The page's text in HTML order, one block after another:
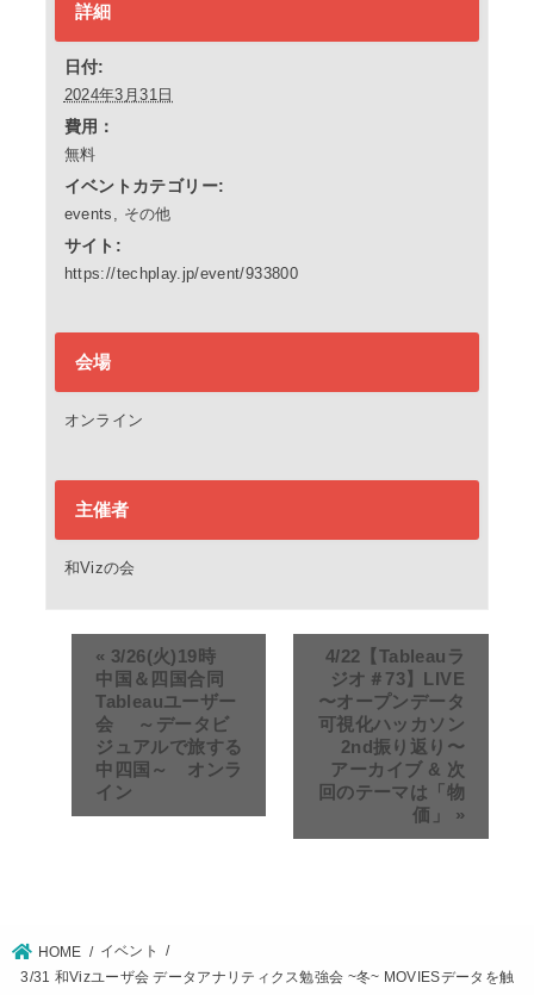
詳細
日付:
2024年3月31日
費用：
無料
イベントカテゴリー:
events その他
サイト:
https://techplay.jp/event/933800
会場
オンライン
主催者
和Vizの会
« 3/26(火)19時
中国＆四国合同
Tableauユーザー
会 ～データビ
ジュアルで旅する
中四国～ オンラ
イン
4/22【Tableauラ
ジオ＃73】LIVE
〜オープンデータ
可視化ハッカソン
2nd振り返り〜
アーカイブ & 次
回のテーマは「物
価」 »
HOME
イベント
3/31 和Vizユーザ会 データアナリティクス勉強会 ~冬~ MOVIESデータを触